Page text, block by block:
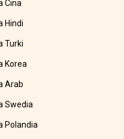
Cina
Hindi
Turki
Korea
Arab
Swedia
Polandia